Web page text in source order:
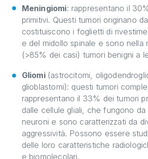
Meningiomi: rappresentano il
primitivi. Questi tumori originano
costituiscono i foglietti di
e del midollo spinale e sono nella
(>85% dei casi) tumori benigni a
Gliomi (astrocitomi,
glioblastomi): questi tumori
rappresentano il 33% dei tumori
dalle cellule gliali, che fungono da
neuroni e sono caratterizzati da
aggressività. Possono essere
delle loro caratteristiche
e biomolecolari.